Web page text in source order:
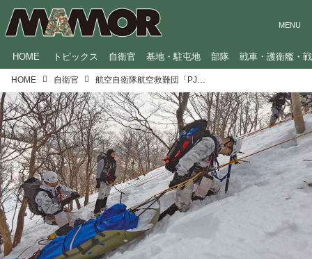
HOME トピックス 自衛官 基地・駐屯地 部隊 戦車・護衛艦・
HOME 自衛官